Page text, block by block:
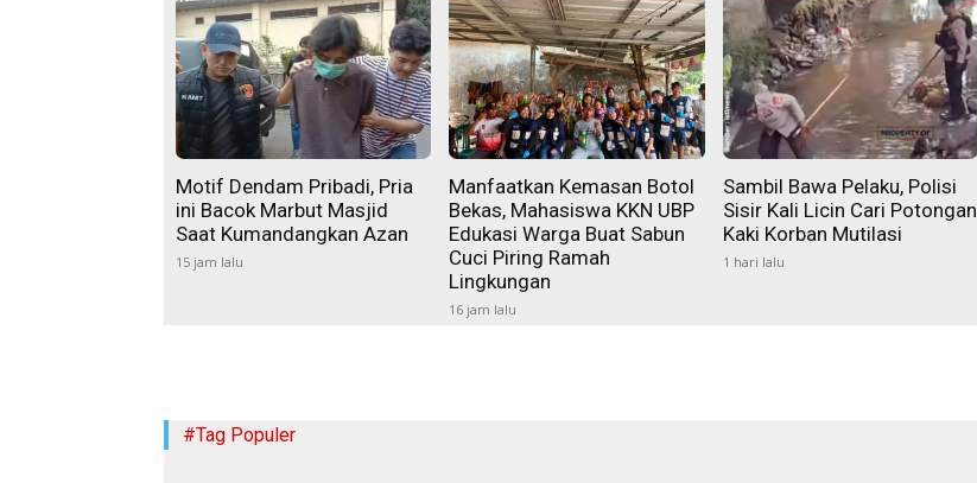
Motif Dendam Pribadi, Pria
ini Bacok Marbut Masjid
Saat Kumandangkan Azan
15 jam lalu
Manfaatkan Kemasan Botol
Bekas, Mahasiswa KKN UBP
Edukasi Warga Buat Sabun
Cuci Piring Ramah
Lingkungan
16 jam lalu
Sambil Bawa Pelaku, Polisi
Sisir Kali Licin Cari Potongan
Kaki Korban Mutilasi
1 hari lalu
#Tag Populer